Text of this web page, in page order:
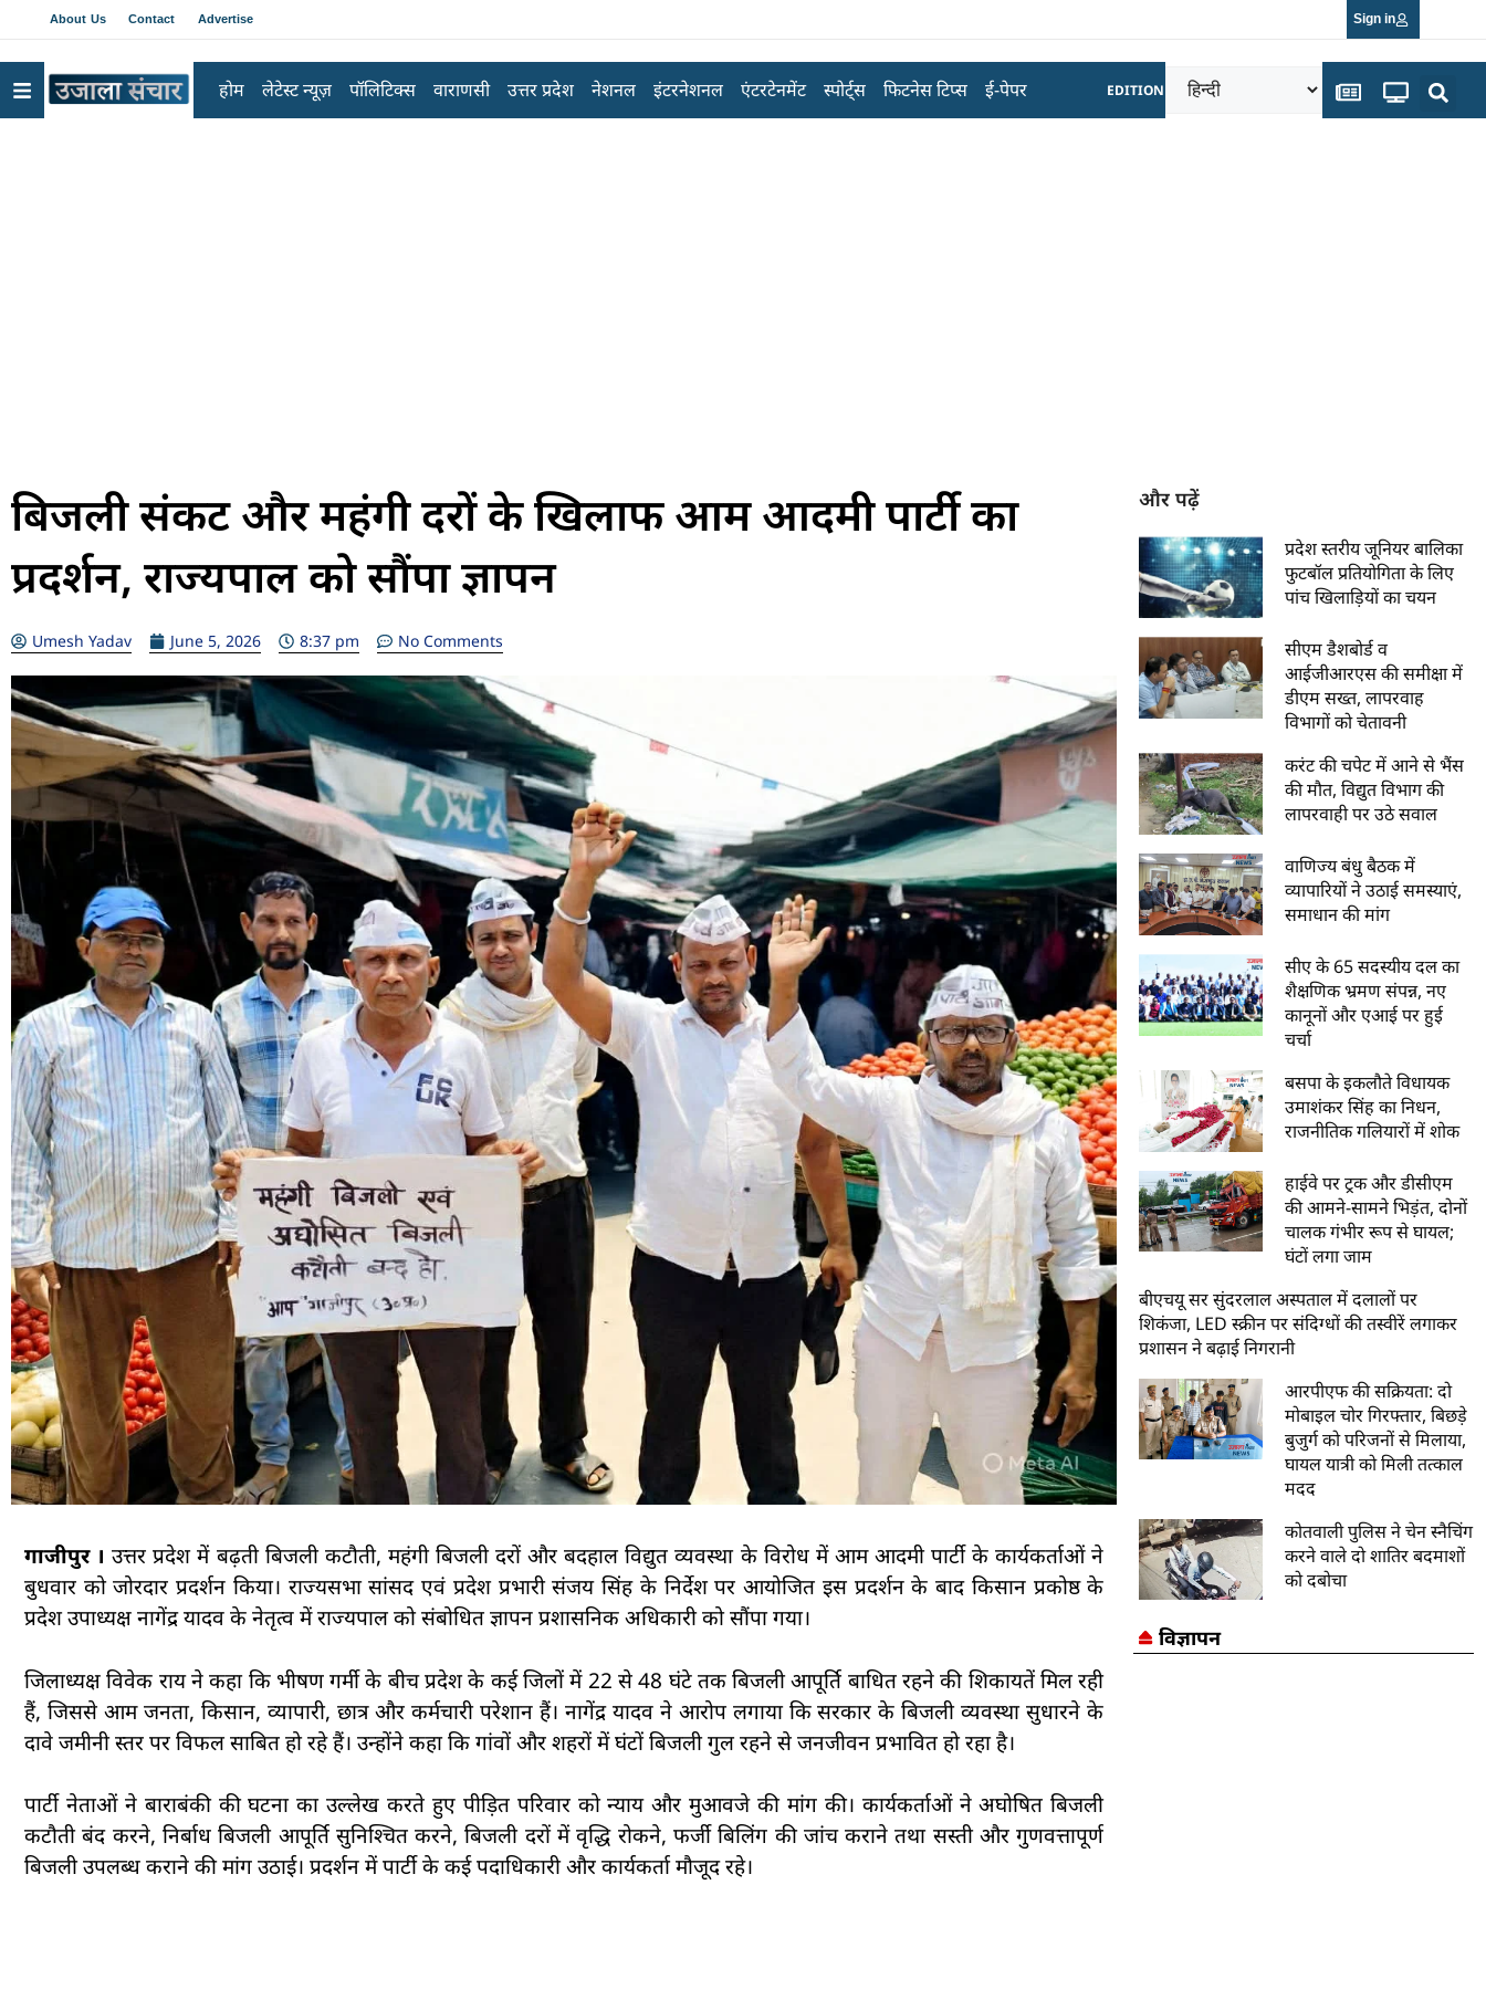
About Us Contact Advertise Sign in
होम लेटेस्ट न्यूज़ पॉलिटिक्स वाराणसी उत्तर प्रदेश नेशनल इंटरनेशनल एंटरटेनमेंट स्पोर्ट्स फिटनेस टिप्स ई-पेपर EDITION
बिजली संकट और महंगी दरों के खिलाफ आम आदमी पार्टी का
प्रदर्शन, राज्यपाल को सौंपा ज्ञापन
Umesh Yadav June 5, 2026 8:37 pm No Comments
गाजीपुर ।उत्तर प्रदेश में बढ़ती बिजली कटौती, महंगी बिजली दरों और बदहाल विद्युत व्यवस्था के विरोध में आम आदमी पार्टी के कार्यकर्ताओं ने
बुधवार को जोरदार प्रदर्शन किया। राज्यसभा सांसद एवं प्रदेश प्रभारी संजय सिंह के निर्देश पर आयोजित इस प्रदर्शन के बाद किसान प्रकोष्ठ के
प्रदेश उपाध्यक्ष नागेंद्र यादव के नेतृत्व में राज्यपाल को संबोधित ज्ञापन प्रशासनिक अधिकारी को सौंपा गया।
जिलाध्यक्ष विवेक राय ने कहा कि भीषण गर्मी के बीच प्रदेश के कई जिलों में 22 से 48 घंटे तक बिजली आपूर्ति बाधित रहने की शिकायतें मिल रही
हैं, जिससे आम जनता, किसान, व्यापारी, छात्र और कर्मचारी परेशान हैं। नागेंद्र यादव ने आरोप लगाया कि सरकार के बिजली व्यवस्था सुधारने के
दावे जमीनी स्तर पर विफल साबित हो रहे हैं। उन्होंने कहा कि गांवों और शहरों में घंटों बिजली गुल रहने से जनजीवन प्रभावित हो रहा है।
पार्टी नेताओं ने बाराबंकी की घटना का उल्लेख करते हुए पीड़ित परिवार को न्याय और मुआवजे की मांग की। कार्यकर्ताओं ने अघोषित बिजली
कटौती बंद करने, निर्बाध बिजली आपूर्ति सुनिश्चित करने, बिजली दरों में वृद्धि रोकने, फर्जी बिलिंग की जांच कराने तथा सस्ती और गुणवत्तापूर्ण
बिजली उपलब्ध कराने की मांग उठाई। प्रदर्शन में पार्टी के कई पदाधिकारी और कार्यकर्ता मौजूद रहे।
और पढ़ें
प्रदेश स्तरीय जूनियर बालिका
फुटबॉल प्रतियोगिता के लिए
पांच खिलाड़ियों का चयन
सीएम डैशबोर्ड व
आईजीआरएस की समीक्षा में
डीएम सख्त, लापरवाह
विभागों को चेतावनी
करंट की चपेट में आने से भैंस
की मौत, विद्युत विभाग की
लापरवाही पर उठे सवाल
वाणिज्य बंधु बैठक में
व्यापारियों ने उठाई समस्याएं,
समाधान की मांग
सीए के 65 सदस्यीय दल का
शैक्षणिक भ्रमण संपन्न, नए
कानूनों और एआई पर हुई
चर्चा
बसपा के इकलौते विधायक
उमाशंकर सिंह का निधन,
राजनीतिक गलियारों में शोक
हाईवे पर ट्रक और डीसीएम
की आमने-सामने भिड़ंत, दोनों
चालक गंभीर रूप से घायल;
घंटों लगा जाम
बीएचयू सर सुंदरलाल अस्पताल में दलालों पर
शिकंजा, LED स्क्रीन पर संदिग्धों की तस्वीरें लगाकर
प्रशासन ने बढ़ाई निगरानी
आरपीएफ की सक्रियता: दो
मोबाइल चोर गिरफ्तार, बिछड़े
बुजुर्ग को परिजनों से मिलाया,
घायल यात्री को मिली तत्काल
मदद
कोतवाली पुलिस ने चेन स्नैचिंग
करने वाले दो शातिर बदमाशों
को दबोचा
विज्ञापन